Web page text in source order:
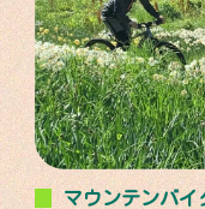
マウンテンバイ